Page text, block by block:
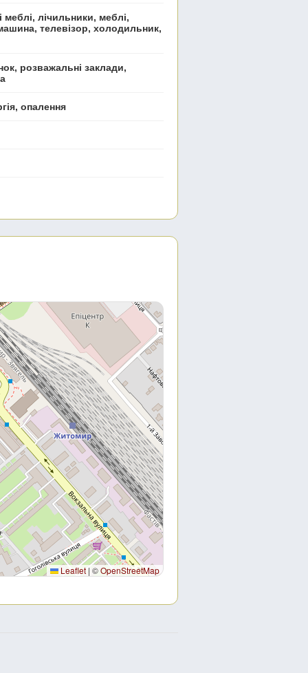
лічильники, меблі,
телевізор, холодильник,
розважальні заклади,
опалення
Leaflet | ©OpenStreetMap